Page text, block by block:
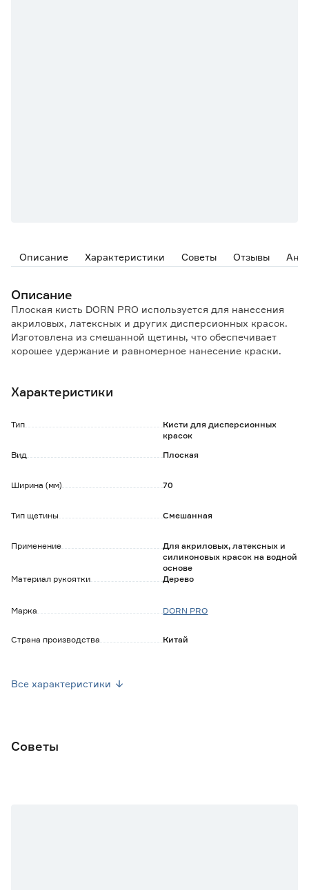
Описание Характеристики Советы Отзывы
Описание
Плоская кисть DORN PRO используется для нанесения
акриловых, латексных и других дисперсионных красок.
Изготовлена из смешанной щетины, что обеспечивает
хорошее удержание и равномерное нанесение краски.
Текстурированный узор обеспечивает удобный и
Эргономичная буковая ручка имеет отверстие для
Характеристики
Тип
Кисти для дисперсионных
красок
Вид
Плоская
Ширина (мм) 70
Тип щетины Смешанная
Применение
Для акриловых, латексных и
силиконовых красок на водной
основе
Материал рукоятки
Дерево
Марка DORN PRO
Страна производства Китай
Все характеристики
Советы